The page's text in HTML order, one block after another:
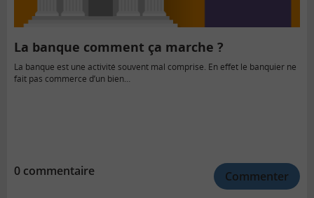
La banque comment ça marche ?
La banque est une activité souvent mal comprise. En effet le banquier ne
fait pas commerce d’un bien…
0 commentaire Commenter